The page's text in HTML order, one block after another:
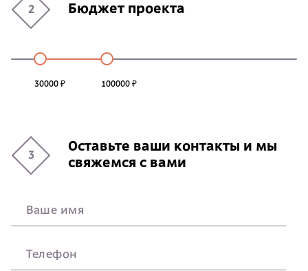
2 Бюджет проекта
30000 ₽ 100000 ₽
3
Оставьте ваши контакты и мы
свяжемся с вами
Ваше имя
Телефон